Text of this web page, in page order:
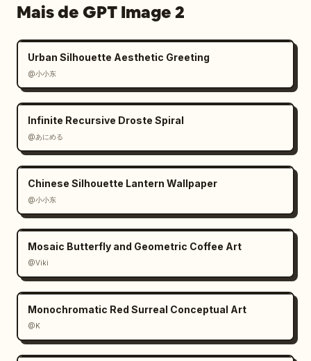
em um círculo bege
claro","illustration":"pequeno bicho-preguiça
se alongando na borda superior direita do
círculo"},"goal_options":{"count":4,"labels":
["2 km","5 km","10 km","Meia"],"active":"5
km"},"primary_cta":{"label":"Iniciar
Corrida","style":"botão grande arredondado
verde-sálvia"},"secondary_action":
{"label":"Apenas Rastrear","icon":"marcador
de localização"},"bottom_nav":
{"count":4,"labels":
["Início","Correr","Progresso","Perfil"],"act
ive":"Correr"}}]}}
Mais de GPT Image 2
Urban Silhouette Aesthetic Greeting
@小小东
Infinite Recursive Droste Spiral
@あにめる
Chinese Silhouette Lantern Wallpaper
@小小东
Mosaic Butterfly and Geometric Coffee Art
@Viki
Monochromatic Red Surreal Conceptual Art
@K